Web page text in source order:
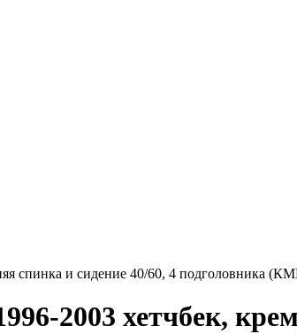
спинка и сидение 40/60, 4 подголовника
2003 хетчбек,